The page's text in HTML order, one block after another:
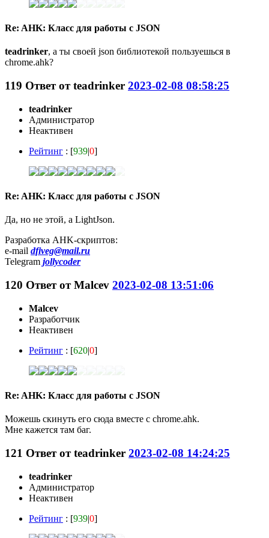
Re: AHK: Класс для работы с JSON
teadrinker, а ты своей json библиотекой пользуешься в
chrome.ahk?
119 Ответ отteadrinker 2023-02-08 08:58:25
teadrinker
Администратор
Неактивен
Рейтинг : [939|0]
Re: AHK: Класс для работы с JSON
Да, но не этой, а LightJson.
Разработка AHK-скриптов:
e-mail dfiveg@mail.ru
Telegram jollycoder
120 Ответ отMalcev 2023-02-08 13:51:06
Malcev
Разработчик
Неактивен
Рейтинг : [620|0]
Re: AHK: Класс для работы с JSON
Можешь скинуть его сюда вместе с chrome.ahk.
Мне кажется там баг.
121 Ответ отteadrinker 2023-02-08 14:24:25
teadrinker
Администратор
Неактивен
Рейтинг : [939|0]